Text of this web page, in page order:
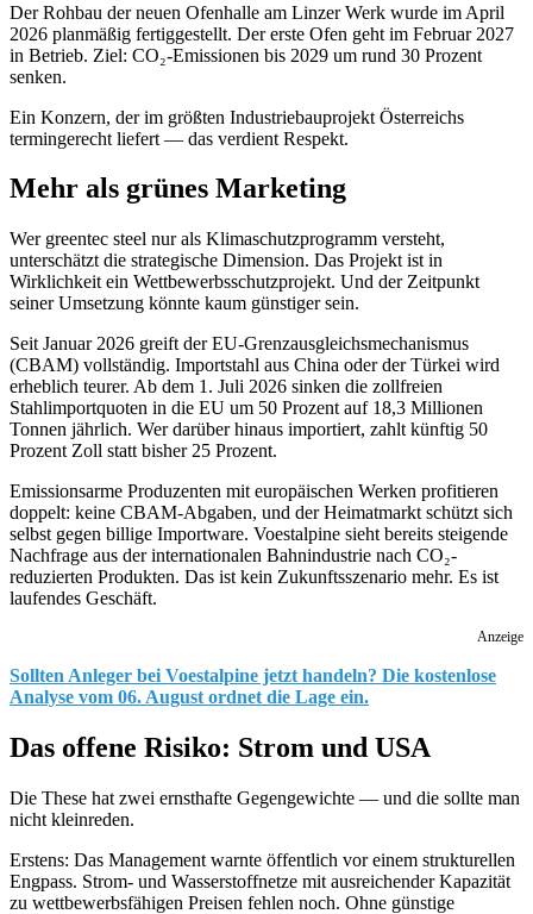
Der Rohbau der neuen Ofenhalle am Linzer Werk wurde im April
2026 planmäßig fertiggestellt. Der erste Ofen geht im Februar 2027
in Betrieb. Ziel: CO₂-Emissionen bis 2029 um rund 30 Prozent
senken.
Ein Konzern, der im größten Industriebauprojekt Österreichs
termingerecht liefert — das verdient Respekt.
Mehr als grünes Marketing
Wer greentec steel nur als Klimaschutzprogramm versteht,
unterschätzt die strategische Dimension. Das Projekt ist in
Wirklichkeit ein Wettbewerbsschutzprojekt. Und der Zeitpunkt
seiner Umsetzung könnte kaum günstiger sein.
Seit Januar 2026 greift der EU-Grenzausgleichsmechanismus
(CBAM) vollständig. Importstahl aus China oder der Türkei wird
erheblich teurer. Ab dem 1. Juli 2026 sinken die zollfreien
Stahlimportquoten in die EU um 50 Prozent auf 18,3 Millionen
Tonnen jährlich. Wer darüber hinaus importiert, zahlt künftig 50
Prozent Zoll statt bisher 25 Prozent.
Emissionsarme Produzenten mit europäischen Werken profitieren
doppelt: keine CBAM-Abgaben, und der Heimatmarkt schützt sich
selbst gegen billige Importware. Voestalpine sieht bereits steigende
Nachfrage aus der internationalen Bahnindustrie nach CO₂-
reduzierten Produkten. Das ist kein Zukunftsszenario mehr. Es ist
laufendes Geschäft.
Anzeige
Sollten Anleger bei Voestalpine jetzt handeln? Die kostenlose
Analyse vom 06. August ordnet die Lage ein.
Das offene Risiko: Strom und USA
Die These hat zwei ernsthafte Gegengewichte — und die sollte man
nicht kleinreden.
Erstens: Das Management warnte öffentlich vor einem strukturellen
Engpass. Strom- und Wasserstoffnetze mit ausreichender Kapazität
zu wettbewerbsfähigen Preisen fehlen noch. Ohne günstige